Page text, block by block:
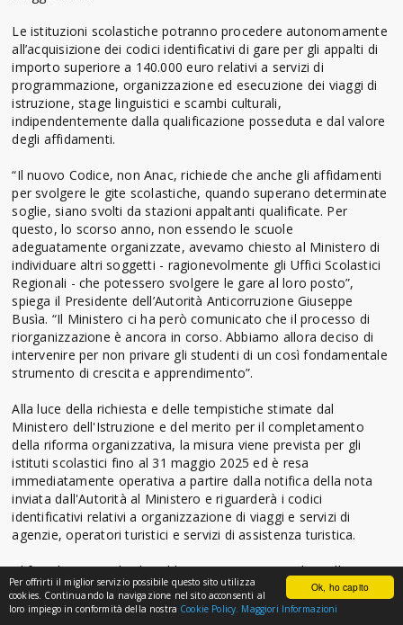
Ok, ho capito
Per offrirti il miglior servizio possibile questo sito utilizza
cookies. Continuando la navigazione nel sito acconsenti al
loro impiego in conformità della nostra Cookie Policy. Maggiori Informazioni
Le istituzioni scolastiche potranno procedere autonomamente
all’acquisizione dei codici identificativi di gare per gli appalti di
importo superiore a 140.000 euro relativi a servizi di
programmazione, organizzazione ed esecuzione dei viaggi di
istruzione, stage linguistici e scambi culturali,
indipendentemente dalla qualificazione posseduta e dal valore
degli affidamenti.
“Il nuovo Codice, non Anac, richiede che anche gli affidamenti
per svolgere le gite scolastiche, quando superano determinate
soglie, siano svolti da stazioni appaltanti qualificate. Per
questo, lo scorso anno, non essendo le scuole
adeguatamente organizzate, avevamo chiesto al Ministero di
individuare altri soggetti - ragionevolmente gli Uffici Scolastici
Regionali - che potessero svolgere le gare al loro posto”,
spiega il Presidente dell’Autorità Anticorruzione Giuseppe
Busìa. “Il Ministero ci ha però comunicato che il processo di
riorganizzazione è ancora in corso. Abbiamo allora deciso di
intervenire per non privare gli studenti di un così fondamentale
strumento di crescita e apprendimento”.
Alla luce della richiesta e delle tempistiche stimate dal
Ministero dell'Istruzione e del merito per il completamento
della riforma organizzativa, la misura viene prevista per gli
istituti scolastici fino al 31 maggio 2025 ed è resa
immediatamente operativa a partire dalla notifica della nota
inviata dall'Autorità al Ministero e riguarderà i codici
identificativi relativi a organizzazione di viaggi e servizi di
agenzie, operatori turistici e servizi di assistenza turistica.
Al fine di evitare che il problema si ripresenti anche nell’anno
scolastico 2025/2026, Anac rinnova al Ministero la richiesta di
procedere alla riforma nei tempi programmati,